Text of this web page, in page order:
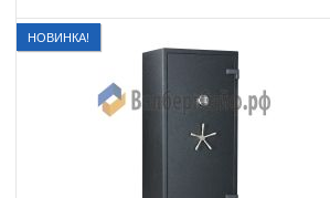
НОВИНКА!